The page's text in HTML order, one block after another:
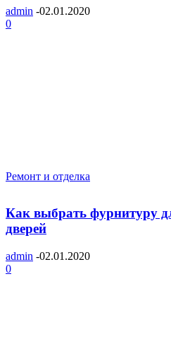
admin -02.01.2020
0
Ремонт и отделка
Как выбрать фурнитуру
дверей
admin -02.01.2020
0